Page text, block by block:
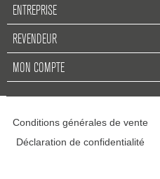
ENTREPRISE
REVENDEUR
MON COMPTE
Conditions générales de vente
Déclaration de confidentialité